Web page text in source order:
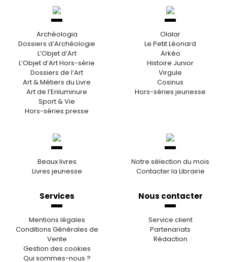
Archéologia
Dossiers d’Archéologie
L’Objet d’Art
L’Objet d’Art Hors-série
Dossiers de l’Art
Art & Métiers du Livre
Art de l’Enluminure
Sport & Vie
Hors-séries presse
Olalar
Le Petit Léonard
Arkéo
Histoire Junior
Virgule
Cosinus
Hors-séries jeunesse
Beaux livres
Livres jeunesse
Notre sélection du mois
Contacter la Librairie
Services
Mentions légales
Conditions Générales de
Vente
Gestion des cookies
Qui sommes-nous ?
Nous contacter
Service client
Partenariats
Rédaction